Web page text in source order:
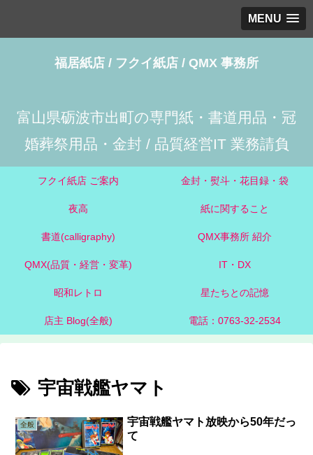
MENU
福居紙店 / フクイ紙店 / QMX 事務所
富山県砺波市出町の専門紙・書道用品・冠
婚葬祭用品・金封 / 品質経営IT 業務請負
フクイ紙店 ご案内 金封・熨斗・花目録・袋
夜高 紙に関すること
書道(calligraphy) QMX事務所 紹介
QMX(品質・経営・変革) IT・DX
昭和レトロ 星たちとの記憶
店主 Blog(全般) 電話：0763-32-2534
宇宙戦艦ヤマト
全般
宇宙戦艦ヤマト放映から50年だっ
て